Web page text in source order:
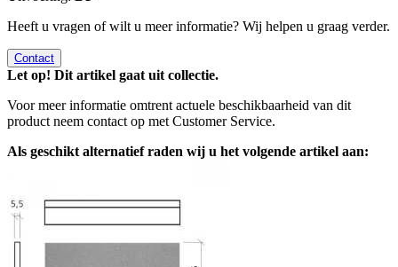
Heeft u vragen of wilt u meer informatie? Wij helpen u graag verder.
Contact
Let op! Dit artikel gaat uit collectie.
Voor meer informatie omtrent actuele beschikbaarheid van dit
product neem contact op met Customer Service.
Als geschikt alternatief raden wij u het volgende artikel aan: